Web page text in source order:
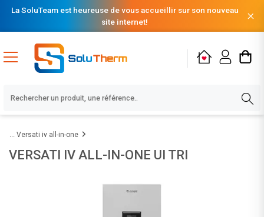
La SoluTeam est heureuse de vous accueillir sur son nouveau
site internet!
Versati iv all-in-one
VERSATI IV ALL-IN-ONE UI TRI